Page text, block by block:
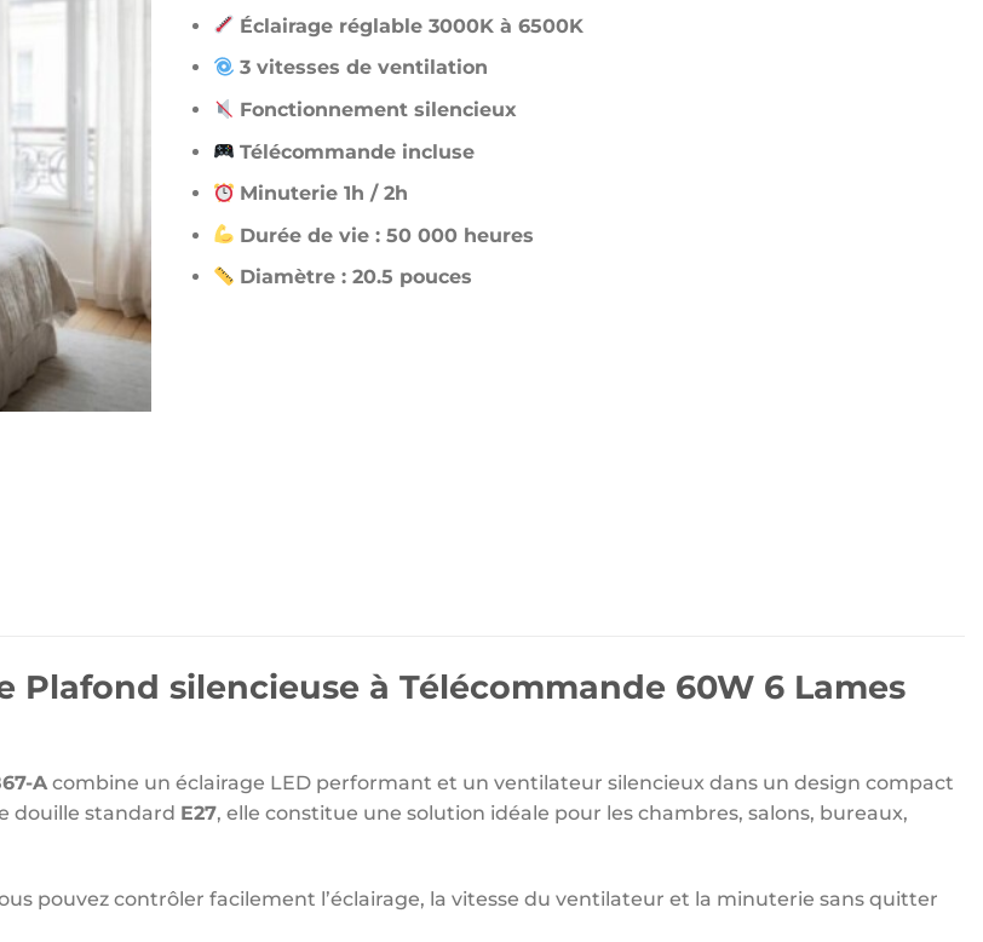
Éclairage réglable 3000K à 6500K
3 vitesses de ventilation
Fonctionnement silencieux
Télécommande incluse
Minuterie 1h / 2h
Durée de vie : 50 000 heures
Diamètre : 20.5 pouces
Plafond silencieuse à Télécommande 60W 6 Lames
Acombine un éclairage LED performant et un ventilateur silencieux dans un design compact
douille standard E27, elle constitue une solution idéale pour les chambres, salons, bureaux,
pouvez contrôler facilement l’éclairage, la vitesse du ventilateur et la minuterie sans quitter